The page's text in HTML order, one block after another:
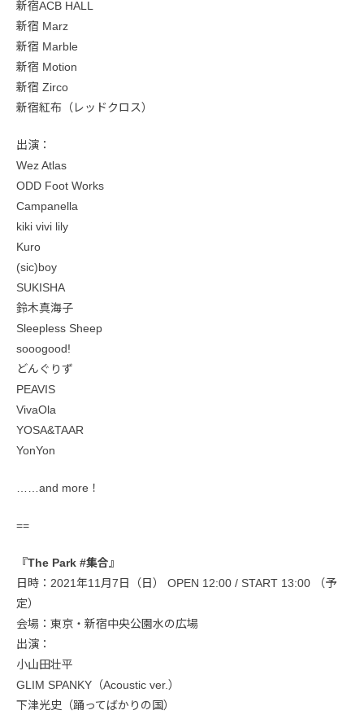
新宿ACB HALL
新宿 Marz
新宿 Marble
新宿 Motion
新宿 Zirco
新宿紅布（レッドクロス）
出演：
Wez Atlas
ODD Foot Works
Campanella
kiki vivi lily
Kuro
(sic)boy
SUKISHA
鈴木真海子
Sleepless Sheep
sooogood!
どんぐりず
PEAVIS
VivaOla
YOSA&TAAR
YonYon
……and more！
==
『The Park #集合』
日時：2021年11月7日（日） OPEN 12:00 / START 13:00 （予
定）
会場：東京・新宿中央公園水の広場
出演：
小山田壮平
GLIM SPANKY（Acoustic ver.）
下津光史（踊ってばかりの国）